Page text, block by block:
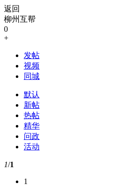
返回
柳州互帮
0
+
发帖
视频
同城
默认
新帖
热帖
精华
问政
活动
1/1
1